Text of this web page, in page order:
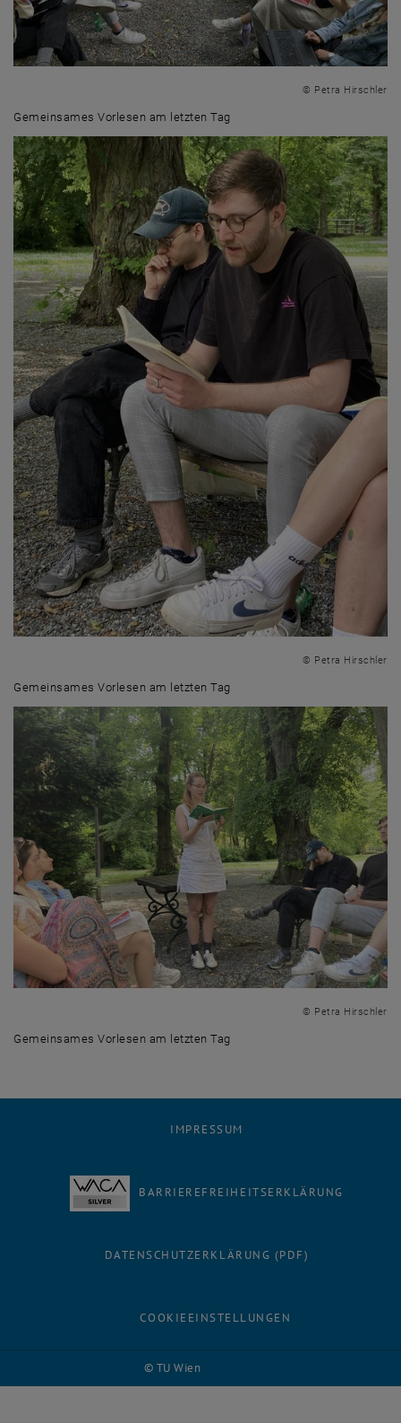
© Petra Hirschler
Gemeinsames Vorlesen am letzten Tag
Gemeinsames Vorlesen am letzten Tag
© Petra Hirschler
Gemeinsames Vorlesen am letzten Tag
Gemeinsames Vorlesen am letzten Tag
© Petra Hirschler
Gemeinsames Vorlesen am letzten Tag
© TU Wien
IMPRESSUM
BARRIEREFREIHEITSERKLÄRUNG
DATENSCHUTZERKLÄRUNG (PDF)
COOKIEEINSTELLUNGEN